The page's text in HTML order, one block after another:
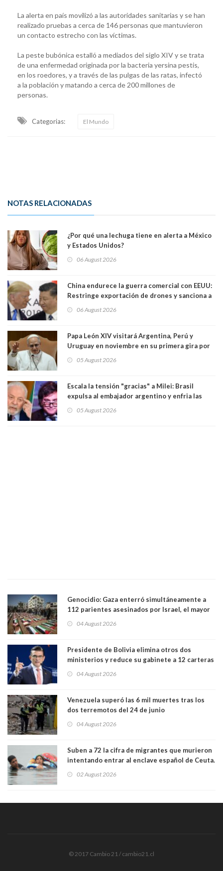
La alerta en país movilizó a las autoridades sanitarias y se han
realizado pruebas a cerca de 146 personas que mantuvieron
un contacto estrecho con las víctimas.
La peste bubónica estalló a mediados del siglo XIV y se trata
de una enfermedad originada por la bacteria yersina pestis,
en los roedores, y a través de las pulgas de las ratas, infectó
a la población y matando a cerca de 200 millones de
personas.
Categorias: El Mundo
NOTAS RELACIONADAS
¿Por qué una lechuga tiene en alerta a México
y Estados Unidos?
06 August 2026
China endurece la guerra comercial con EEUU:
Restringe exportación de drones y sanciona a
06 August 2026
Papa León XIV visitará Argentina, Perú y
Uruguay en noviembre en su primera gira por
05 August 2026
Escala la tensión "gracias" a Milei: Brasil
expulsa al embajador argentino y enfria las
trasandino
05 August 2026
Genocidio: Gaza enterró simultáneamente a
112 parientes asesinados por Israel, el mayor
muertos figuran 44 niños y nueve ancianos
04 August 2026
Presidente de Bolivia elimina otros dos
ministerios y reduce su gabinete a 12 carteras
04 August 2026
Venezuela superó las 6 mil muertes tras los
dos terremotos del 24 de junio
04 August 2026
Suben a 72 la cifra de migrantes que murieron
intentando entrar al enclave español de Ceuta.
02 August 2026
© 2017 Cambio 21 / cambio21.cl